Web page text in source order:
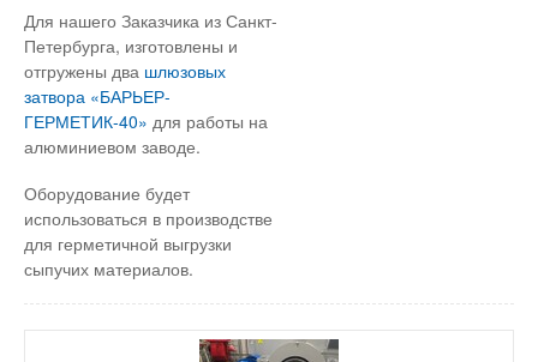
Для нашего Заказчика из Санкт-
Петербурга, изготовлены и
отгружены два шлюзовых
затвора «БАРЬЕР-
ГЕРМЕТИК-40» для работы на
алюминиевом заводе.
Оборудование будет
использоваться в производстве
для герметичной выгрузки
сыпучих материалов.